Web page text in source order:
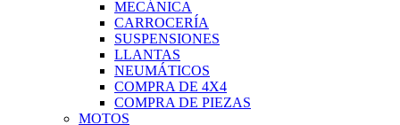
MECÁNICA
CARROCERÍA
SUSPENSIONES
LLANTAS
NEUMÁTICOS
COMPRA DE 4X4
COMPRA DE PIEZAS
MOTOS